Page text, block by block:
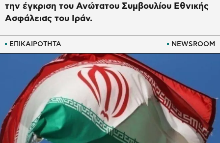
ΕΠΙΚΑΙΡΟΤΗΤΑ NEWSROOM
την έγκριση του Ανώτατου Συμβουλίου Εθνικής
Ασφάλειας του Ιράν.